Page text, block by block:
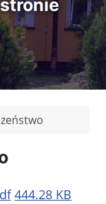
444.28 KB